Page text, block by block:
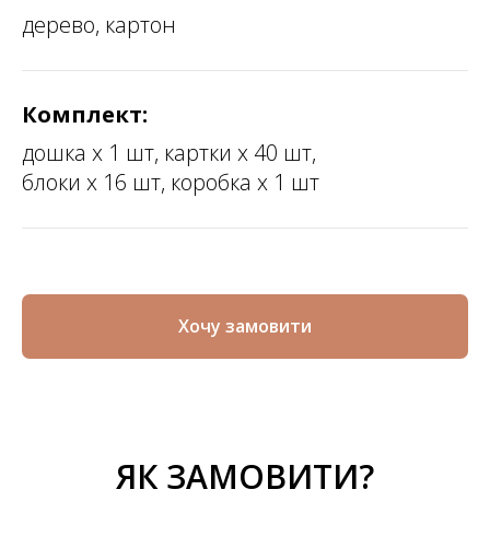
дерево, картон
Комплект:
дошка х 1 шт, картки х 40 шт,
блоки х 16 шт, коробка х 1 шт
Хочу замовити
ЯК ЗАМОВИТИ?